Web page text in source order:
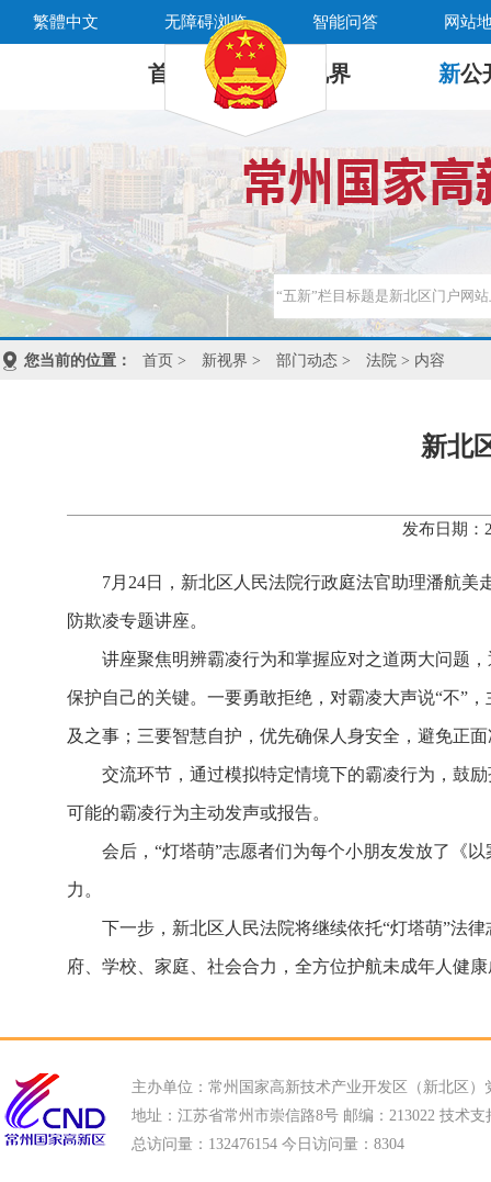
繁體中文 无障碍浏览 智能问答 网站
首 页 新 视界 新公
您当前的位置： 首页 > 新视界 > 部门动态 > 法院 > 内容
新北
发布日期：
7月24日，新北区人民法院行政庭法官助理潘航
防欺凌专题讲座。
讲座聚焦明辨霸凌行为和掌握应对之道两大问题
保护自己的关键。一要勇敢拒绝，对霸凌大声说“不”
及之事；三要智慧自护，优先确保人身安全，避免正
交流环节，通过模拟特定情境下的霸凌行为，鼓
可能的霸凌行为主动发声或报告。
会后，“灯塔萌”志愿者们为每个小朋友发放了《
力。
下一步，新北区人民法院将继续依托“灯塔萌”法
府、学校、家庭、社会合力，全方位护航未成年人健
主办单位：常州国家高新技术产业开发区（新北区）
地址：江苏省常州市崇信路8号 邮编：213022 技术支
总访问量： 132476154 今日访问量： 8304